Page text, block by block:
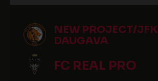
NEW PROJECT/JFK
DAUGAVA
FC REAL PRO